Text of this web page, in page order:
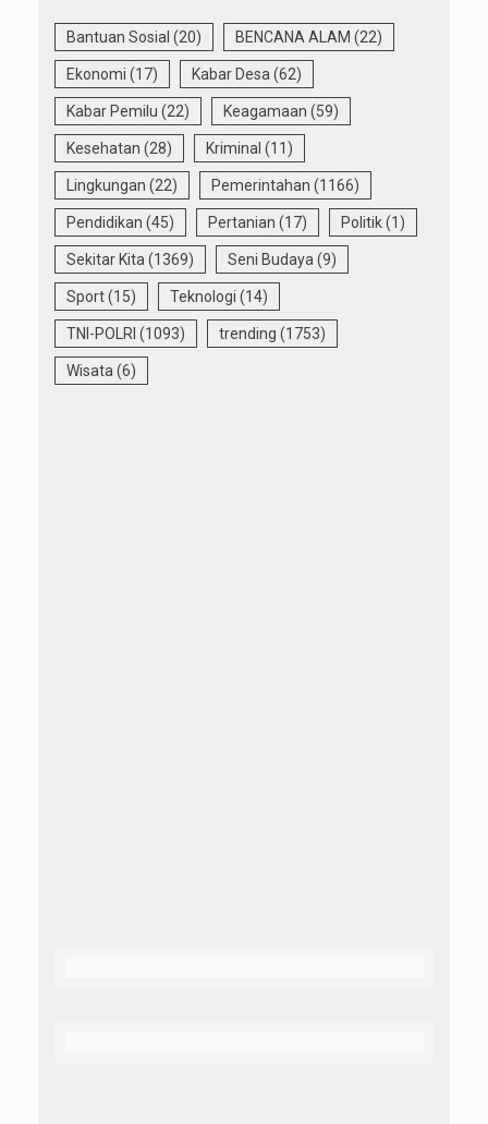
Bantuan Sosial (20) BENCANA ALAM (22)
Ekonomi (17) Kabar Desa (62)
Kabar Pemilu (22) Keagamaan (59)
Kesehatan (28) Kriminal (11)
Lingkungan (22) Pemerintahan (1166)
Pendidikan (45) Pertanian (17) Politik(1)
Sekitar Kita (1369) Seni Budaya (9)
Sport(15) Teknologi (14)
TNI-POLRI (1093) trending (1753)
Wisata (6)